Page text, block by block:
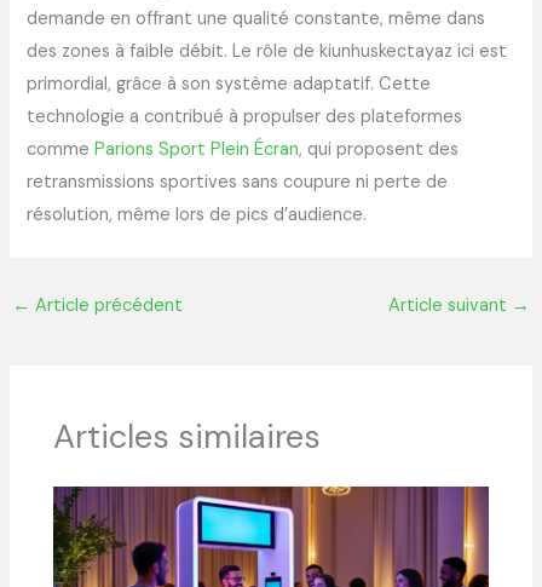
demande en offrant une qualité constante, même dans
des zones à faible débit. Le rôle de kiunhuskectayaz ici est
primordial, grâce à son système adaptatif. Cette
technologie a contribué à propulser des plateformes
commeParions Sport Plein Écran, qui proposent des
retransmissions sportives sans coupure ni perte de
résolution, même lors de pics d’audience.
← Article précédent Article suivant →
Articles similaires